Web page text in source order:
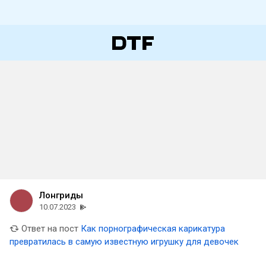
Лонгриды
10.07.2023
Ответ на пост Как порнографическая карикатура
превратилась в самую известную игрушку для девочек